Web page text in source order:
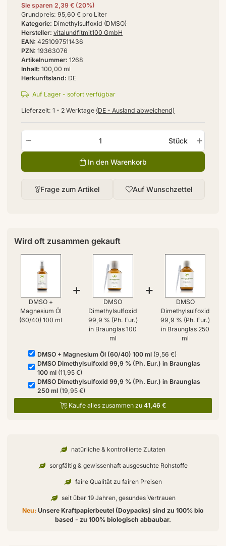
Inhalt 100,00 ml
Hersteller vitalundfitmit100 GmbH
Artikelnummer 1268
PZN 19363076
EAN 4251097511436
Herkunftsland DE
Kategorie Dimethylsulfoxid (DMSO)
Sie sparen 2,39 € (20%)
Grundpreis: 95,60 € pro Liter
Frage zum Artikel Auf Wunschzettel
Stück
In den Warenkorb
Auf Lager - sofort verfügbar
Lieferzeit: 1 - 2 Werktage (DE - Ausland abweichend)
Wird oft zusammen gekauft
DMSO +
Magnesium Öl
(60/40) 100 ml
+
DMSO
Dimethylsulfoxid
99,9 % (Ph. Eur.)
in Braunglas 100
ml
+
DMSO
Dimethylsulfoxid
99,9 % (Ph. Eur.)
in Braunglas 250
ml
DMSO + Magnesium Öl (60/40) 100 ml(9,56 €)
DMSO Dimethylsulfoxid 99,9 % (Ph. Eur.) in Braunglas
100 ml(11,95 €)
DMSO Dimethylsulfoxid 99,9 % (Ph. Eur.) in Braunglas
250 ml(19,95 €)
Kaufe alles zusammen zu 41,46 €
natürliche & kontrollierte Zutaten
sorgfältig & gewissenhaft ausgesuchte Rohstoffe
faire Qualität zu fairen Preisen
seit über 19 Jahren, gesundes Vertrauen
Neu: Unsere Kraftpapierbeutel (Doypacks) sind zu 100% bio
based - zu 100% biologisch abbaubar.